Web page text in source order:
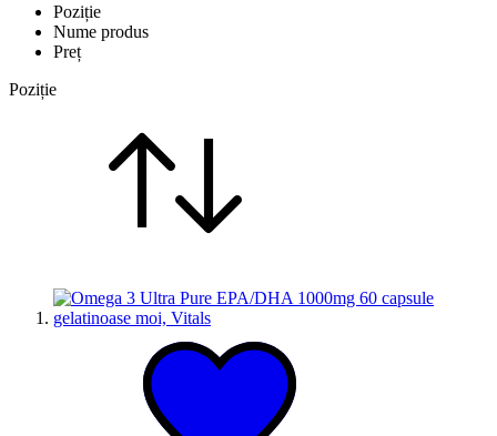
Poziție
Nume produs
Preț
Poziție